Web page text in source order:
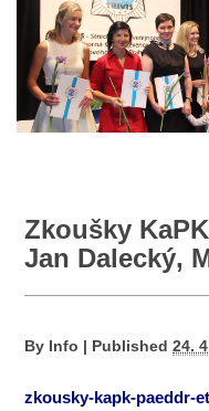
Zkoušky
Jan Dalecký,
By Info | Published 24.
zkousky-kapk-paeddr-